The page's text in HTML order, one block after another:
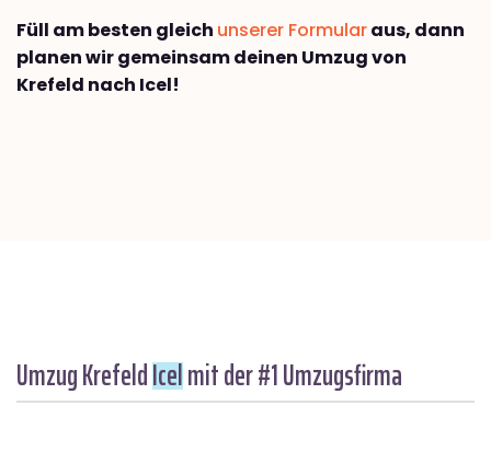
Füll am besten gleich unserer Formularaus, dann
planen wir gemeinsam deinen Umzug von
Krefeld nach Icel!
Umzug KrefeldIcelmit der #1 Umzugsfirma